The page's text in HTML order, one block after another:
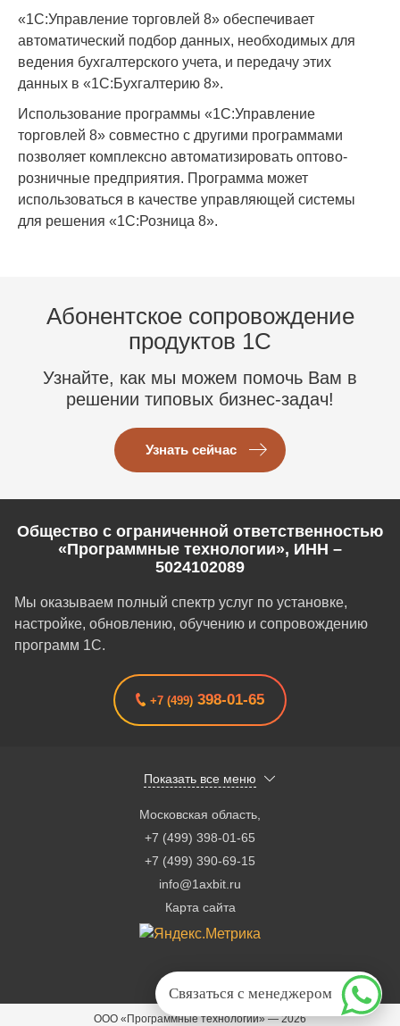
Связаться с менеджером
«1С:Управление торговлей 8» обеспечивает
автоматический подбор данных, необходимых для
ведения бухгалтерского учета, и передачу этих
данных в «1С:Бухгалтерию 8».
Использование программы «1С:Управление
торговлей 8» совместно с другими программами
позволяет комплексно автоматизировать оптово-
розничные предприятия. Программа может
использоваться в качестве управляющей системы
для решения «1С:Розница 8».
Абонентское сопровождение
продуктов 1C
Узнайте, как мы можем помочь Вам в
решении типовых бизнес-задач!
Узнать сейчас
Общество с ограниченной ответственностью
«Программные технологии», ИНН –
5024102089
Мы оказываем полный спектр услуг по установке,
настройке, обновлению, обучению и сопровождению
программ 1С.
+7 (499) 398-01-65
Показать все меню
Московская область,
+7 (499) 398-01-65
+7 (499) 390-69-15
info@1axbit.ru
Карта сайта
ООО «Программные технологии»—2026